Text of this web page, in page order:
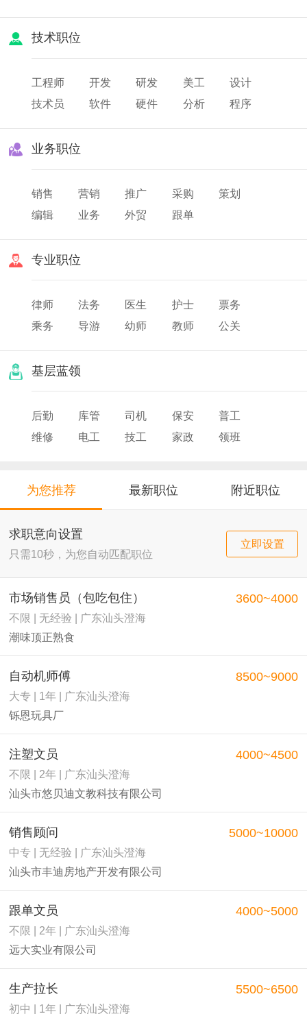
技术职位
工程师 开发 研发 美工
设计
技术员
软件 硬件 分析 程序
业务职位
销售 营销 推广 采购
策划
编辑
业务 外贸 跟单
专业职位
律师 法务 医生 护士
票务
乘务
导游 幼师 教师
公关
基层蓝领
后勤 库管 司机 保安
普工
维修
电工 技工 家政
领班
为您推荐 最新职位 附近职位
求职意向设置
只需10秒，为您自动匹配职位
立即设置
市场销售员（包吃包住）
不限 | 无经验 | 广东汕头澄海
潮味顶正熟食
3600~4000
自动机师傅
大专 | 1年 | 广东汕头澄海
铄恩玩具厂
8500~9000
注塑文员
不限 | 2年 | 广东汕头澄海
汕头市悠贝迪文教科技有限公司
4000~4500
销售顾问
中专 | 无经验 | 广东汕头澄海
汕头市丰迪房地产开发有限公司
5000~10000
跟单文员
不限 | 2年 | 广东汕头澄海
远大实业有限公司
4000~5000
生产拉长
初中 | 1年 | 广东汕头澄海
5500~6500